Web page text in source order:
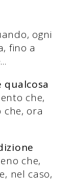
ogni
fino a
che,
che, ora
che,
nel caso,